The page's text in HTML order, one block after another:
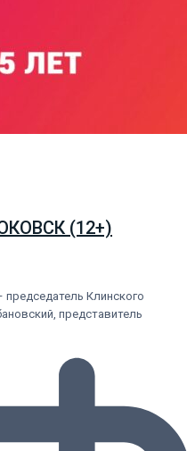
(12+)
председатель Клинского
представитель